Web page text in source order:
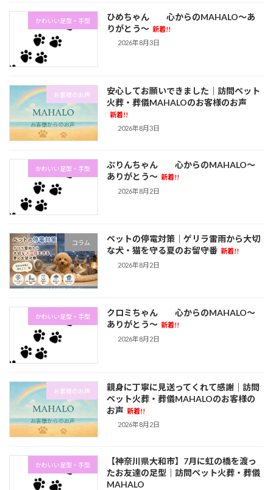
かわいい足型・手型
ひめちゃん 心からのMAHALO～あ
りがとう～ 新着!!
2026年8月3日
お客様のお声
安心してお願いできました｜訪問ペット
火葬・葬儀MAHALOのお客様のお声
新着!!
2026年8月3日
かわいい足型・手型
ぷりんちゃん 心からのMAHALO～
ありがとう～ 新着!!
2026年8月2日
コラム
ペットの停電対策｜ゲリラ雷雨から大切
な犬・猫を守る夏のお留守番 新着!!
2026年8月2日
かわいい足型・手型
クロミちゃん 心からのMAHALO～
ありがとう～ 新着!!
2026年8月2日
お客様のお声
親身に丁寧に見送ってくれて感謝｜訪問
ペット火葬・葬儀MAHALOのお客様の
お声 新着!!
2026年8月2日
かわいい足型・手型
【神奈川県大和市】7月に虹の橋を渡っ
たお友達の足型｜訪問ペット火葬・葬儀
MAHALO